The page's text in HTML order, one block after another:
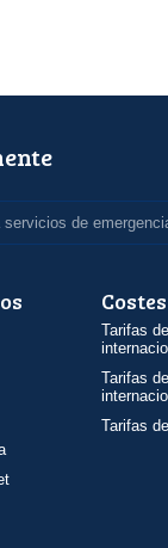
de
Costes
Tarifas
Tarifas
Tarifas